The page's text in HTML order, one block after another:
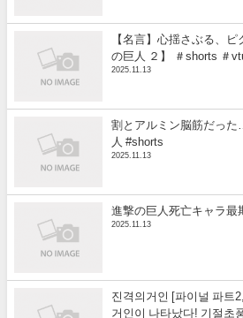
【名言】心揺さぶる、
の巨人 ２】 ＃shorts ＃
2025.11.13
割とアルミン脳筋だっ
人 #shorts
2025.11.13
進撃の巨人死亡キャラ最
2025.11.13
진격의거인 [파이널 파트
거인이 나타났다! 기절초